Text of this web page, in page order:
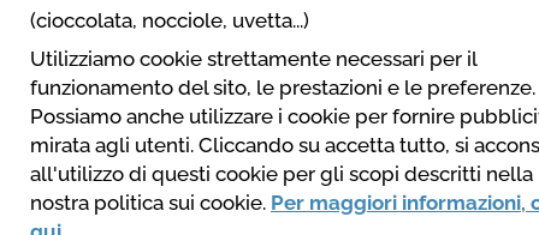
(cioccolata, nocciole, uvetta...)
Utilizziamo cookie strettamente necessari per il
funzionamento del sito, le prestazioni e le preferenze.
Possiamo anche utilizzare i cookie per fornire
mirata agli utenti. Cliccando su accetta tutto, si
all'utilizzo di questi cookie per gli scopi descritti nella
nostra politica sui cookie. Per maggiori informazioni,